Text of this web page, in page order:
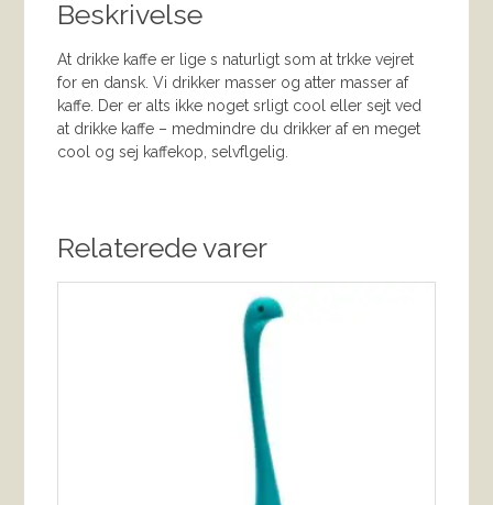
Beskrivelse
At drikke kaffe er lige s naturligt som at trkke vejret
for en dansk. Vi drikker masser og atter masser af
kaffe. Der er alts ikke noget srligt cool eller sejt ved
at drikke kaffe – medmindre du drikker af en meget
cool og sej kaffekop, selvflgelig.
Relaterede varer